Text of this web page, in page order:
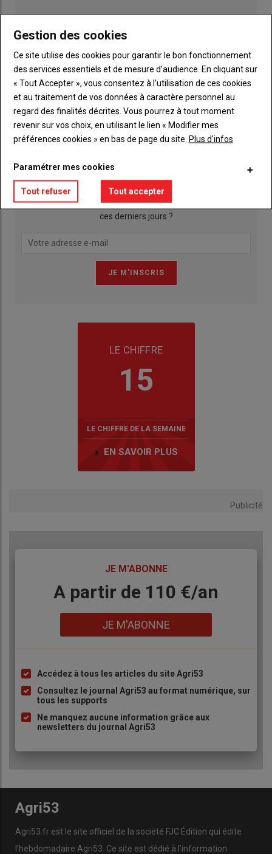
INSCRIPTION NEWSLETTER
Qu’est ce qui a agité les actualités agricoles de la Mayenne
ces derniers jours ?
LE CHIFFRE
15
LE CHIFFRE DE LA SEMAINE
EN SAVOIR PLUS
Publicité
JE M'ABONNE
BodyA partir de 110 €/an
JE M'ABONNE
Liste
à
puce
Accédez à tous les articles du site Agri53
Consultez le journal Agri53 au format numérique, sur
tous les supports
Ne manquez aucune information grâce aux
newsletters du journal Agri53
Agri53
Agri53.fr est le site officiel de la société FJC Édition qui édite
l’hebdomadaire Agri53. Ce site est dédié à l’information
Gestion des cookies
Ce site utilise des cookies pour garantir le bon fonctionnement
des services essentiels et de mesure d’audience. En cliquant sur
« Tout Accepter », vous consentez à l’utilisation de ces cookies
et au traitement de vos données à caractère personnel au
regard des finalités décrites. Vous pourrez à tout moment
revenir sur vos choix, en utilisant le lien « Modifier mes
préférences cookies » en bas de page du site. Plus d'infos
Paramétrer mes cookies
Tout refuser Tout accepter